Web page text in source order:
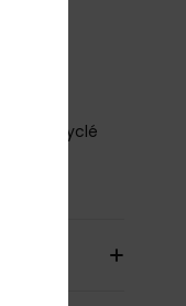
Recyclé